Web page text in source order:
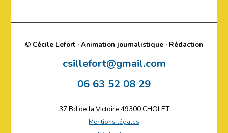
© Cécile Lefort · Animation journalistique · Rédaction
csillefort@gmail.com
06 63 52 08 29
37 Bd de la Victoire 49300 CHOLET
Mentions légales